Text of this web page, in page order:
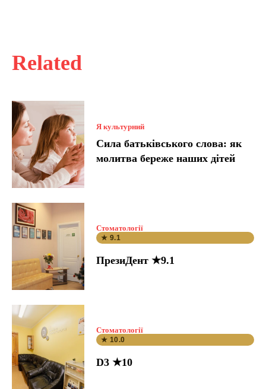
Related
Я культурний
Сила батьківського слова: як
молитва береже наших дітей
Стоматології
★ 9.1
ПрезиДент ★9.1
Стоматології
★ 10.0
D3 ★10